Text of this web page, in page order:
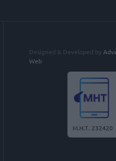
Designed & Developed by
Web
Μ.Η.Τ. 232420